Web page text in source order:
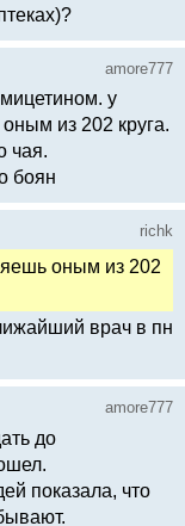
amore777
у
из 202 круга.
чая.
боян
richk
оным из 202
врач в пн
amore777
до
показала, что